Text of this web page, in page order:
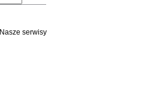
Nasze serwisy